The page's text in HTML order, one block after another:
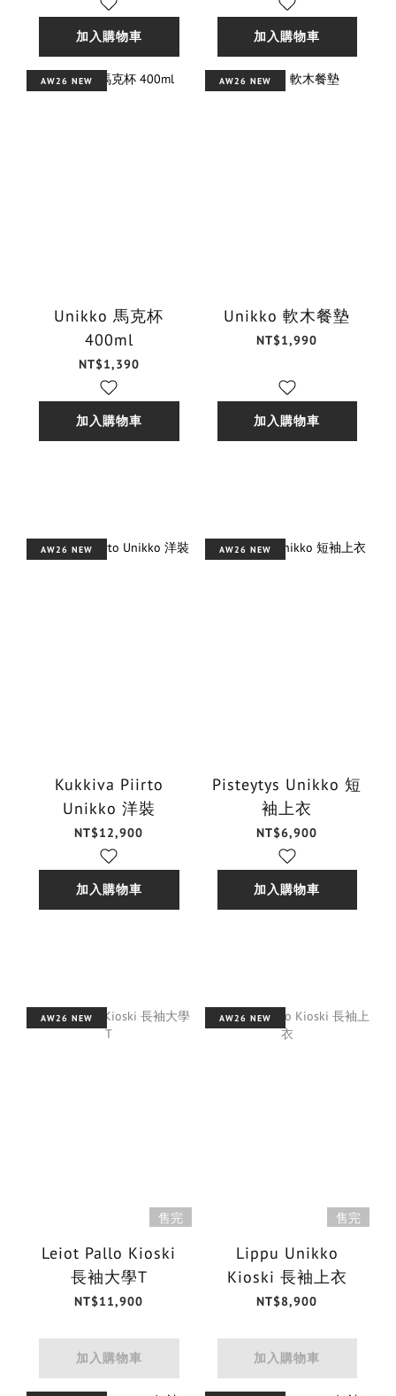
加入購物車 加入購物車
AW26 NEW
Unikko 馬克杯
400ml
NT$1,390
加入購物車
AW26 NEW
Unikko 軟木餐墊
NT$1,990
加入購物車
AW26 NEW
Kukkiva Piirto
Unikko 洋裝
NT$12,900
加入購物車
AW26 NEW
Pisteytys Unikko 短
袖上衣
NT$6,900
加入購物車
AW26 NEW
售完
Leiot Pallo Kioski
長袖大學T
NT$11,900
加入購物車
AW26 NEW
售完
Lippu Unikko
Kioski 長袖上衣
NT$8,900
加入購物車